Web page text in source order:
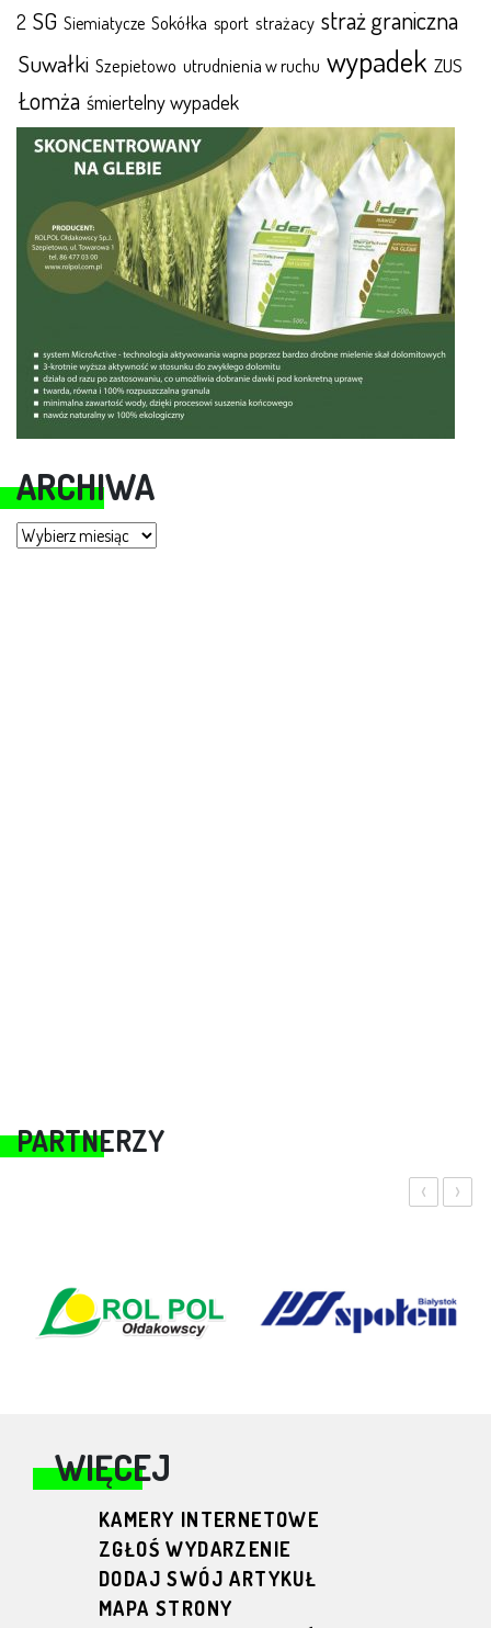
2 SG Siemiatycze Sokółka sport strażacy straż graniczna
Suwałki Szepietowo utrudnienia w ruchu wypadek ZUS
Łomża śmiertelny wypadek
ARCHIWA
Archiwa
PARTNERZY
‹ ›
WIĘCEJ
KAMERY INTERNETOWE
ZGŁOŚ WYDARZENIE
DODAJ SWÓJ ARTYKUŁ
MAPA STRONY